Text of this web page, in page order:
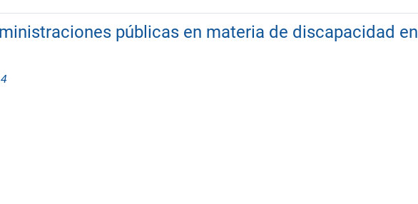
públicas en materia de discapacidad en